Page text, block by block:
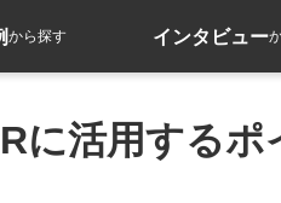
から探す インタビュー
に活用するポ